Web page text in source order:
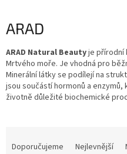
ARAD
ARAD Natural Beautyje přírodní
Mrtvého moře. Je vhodná pro
Minerální látky se podílejí na
jsou součástí hormonů a
životně důležité biochemické
Doporučujeme Nejlevnější